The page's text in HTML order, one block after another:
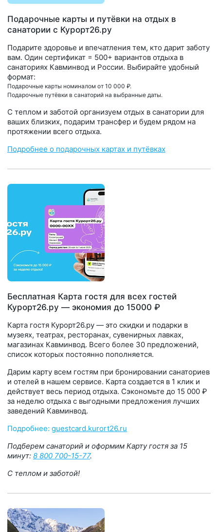
Подарочные карты и путёвки на отдых в
санатории с Курорт26.ру
Подарите здоровье и впечатления тем, кто дарит заботу
вам. Один сертификат = 500+ вариантов отдыха в
санаториях Кавминвод и России. Выбирайте удобный
формат:
Подарочные карты номиналом от 10 000 ₽.
Подарочные путёвки в санаторий на выбранные даты.
С теплом и заботой организуем отдых в санатории для
ваших близких, подарим трансфер и будем рядом на
протяжении всего отдыха.
Подробнее о подарочных картах и путёвках
Бесплатная Карта гостя для всех гостей
Курорт26.ру — экономия до 15000 ₽
Карта гостя Курорт26.ру — это скидки и подарки в
музеях, театрах, ресторанах, сувенирных лавках,
магазинах Кавминвод. Всего более 30 предложений,
список которых постоянно пополняется.
Дарим карту всем гостям при бронировании санаториев
и отелей в нашем сервисе. Карта создается в 1 клик и
действует весь период отдыха. Сэкономьте до 15 000 ₽
за неделю отдыха с выгодными предложения лучших
заведений Кавминвод.
Подробнее: guestcard.kurort26.ru
Подберем санаторий и оформим Карту гостя за 15
минут: 8 800 700-15-77.
С теплом и заботой!